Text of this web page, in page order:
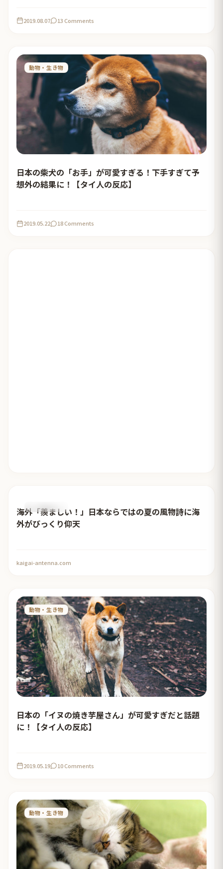
2019.08.07 13 Comments
動物・生き物
日本の柴犬の「お手」が可愛すぎる！下手すぎて予
想外の結果に！【タイ人の反応】
2019.05.22 18 Comments
おすすめ記事
海外「羨ましい！」日本ならではの夏の風物詩に海
外がびっくり仰天
kaigai-antenna.com
動物・生き物
日本の「イヌの焼き芋屋さん」が可愛すぎだと話題
に！【タイ人の反応】
2019.05.19 10 Comments
動物・生き物